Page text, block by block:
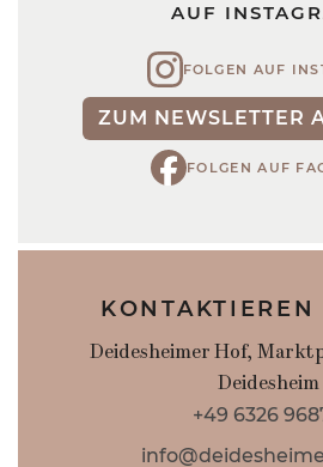
AUF
FOLGEN AUF
ZUM NEWSLETTER
FOLGEN AUF
KONTAKTIEREN
Deidesheimer Hof,
Deidesheim
+49 6326